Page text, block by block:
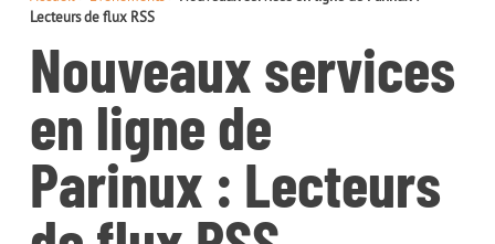
Lecteurs de flux RSS
Nouveaux services
en ligne de
Parinux : Lecteurs